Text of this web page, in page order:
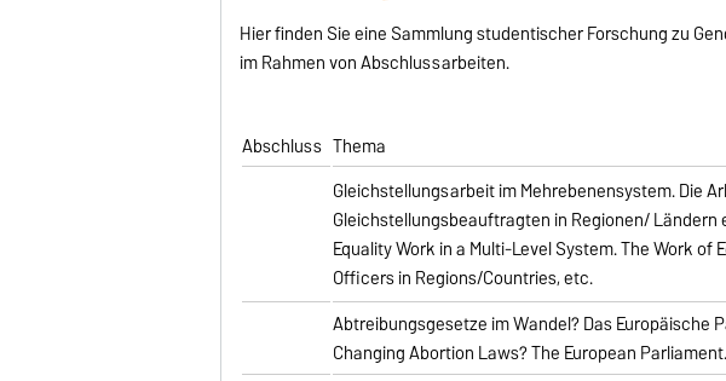
Hier finden Sie eine Sammlung studentischer Forschung zu
im Rahmen von Abschlussarbeiten.
Abschluss Thema
Gleichstellungsarbeit im Mehrebenensystem. Die
Gleichstellungsbeauftragten in Regionen/ Ländern
Equality Work in a Multi-Level System. The Work of
Officers in Regions/Countries, etc.
Abtreibungsgesetze im Wandel? Das Europäische
Changing Abortion Laws? The European Parliament.